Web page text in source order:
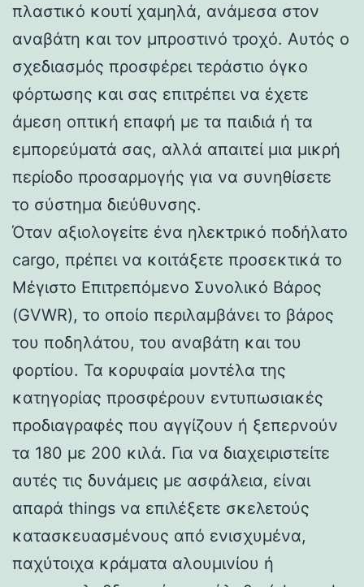
πλαστικό κουτί χαμηλά, ανάμεσα στον
αναβάτη και τον μπροστινό τροχό. Αυτός ο
σχεδιασμός προσφέρει τεράστιο όγκο
φόρτωσης και σας επιτρέπει να έχετε
άμεση οπτική επαφή με τα παιδιά ή τα
εμπορεύματά σας, αλλά απαιτεί μια μικρή
περίοδο προσαρμογής για να συνηθίσετε
το σύστημα διεύθυνσης.
Όταν αξιολογείτε ένα ηλεκτρικό ποδήλατο
cargo, πρέπει να κοιτάξετε προσεκτικά το
Μέγιστο Επιτρεπόμενο Συνολικό Βάρος
(GVWR), το οποίο περιλαμβάνει το βάρος
του ποδηλάτου, του αναβάτη και του
φορτίου. Τα κορυφαία μοντέλα της
κατηγορίας προσφέρουν εντυπωσιακές
προδιαγραφές που αγγίζουν ή ξεπερνούν
τα 180 με 200 κιλά. Για να διαχειριστείτε
αυτές τις δυνάμεις με ασφάλεια, είναι
απαρά things να επιλέξετε σκελετούς
κατασκευασμένους από ενισχυμένα,
παχύτοιχα κράματα αλουμινίου ή